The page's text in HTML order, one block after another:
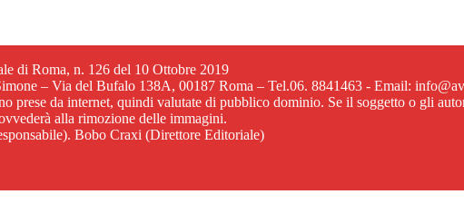
di Roma, n. 126 del 10 Ottobre 2019
– Via del Bufalo 138A, 00187 Roma – Tel.06. 8841463 - Email:
prese da internet, quindi valutate di pubblico dominio. Se il soggetto o gli
alla rimozione delle immagini.
Bobo Craxi (Direttore Editoriale)